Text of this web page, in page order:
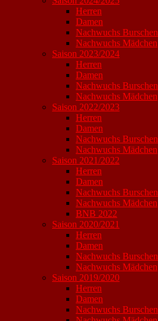
Herren
Damen
Nachwuchs Burschen
Nachwuchs Mädchen
Saison 2023/2024
Herren
Damen
Nachwuchs Burschen
Nachwuchs Mädchen
Saison 2022/2023
Herren
Damen
Nachwuchs Burschen
Nachwuchs Mädchen
Saison 2021/2022
Herren
Damen
Nachwuchs Burschen
Nachwuchs Mädchen
BNB 2022
Saison 2020/2021
Herren
Damen
Nachwuchs Burschen
Nachwuchs Mädchen
Saison 2019/2020
Herren
Damen
Nachwuchs Burschen